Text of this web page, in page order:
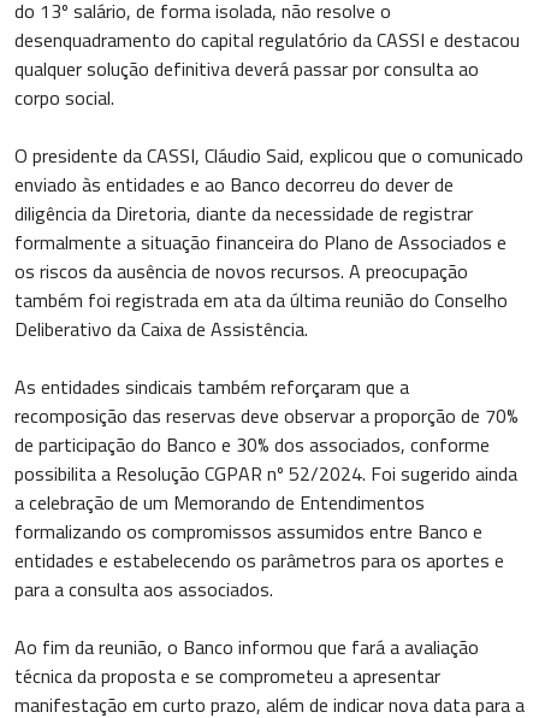
do 13º salário, de forma isolada, não resolve o
desenquadramento do capital regulatório da CASSI e destacou
qualquer solução definitiva deverá passar por consulta ao
corpo social.
O presidente da CASSI, Cláudio Said, explicou que o comunicado
enviado às entidades e ao Banco decorreu do dever de
diligência da Diretoria, diante da necessidade de registrar
formalmente a situação financeira do Plano de Associados e
os riscos da ausência de novos recursos. A preocupação
também foi registrada em ata da última reunião do Conselho
Deliberativo da Caixa de Assistência.
As entidades sindicais também reforçaram que a
recomposição das reservas deve observar a proporção de 70%
de participação do Banco e 30% dos associados, conforme
possibilita a Resolução CGPAR nº 52/2024. Foi sugerido ainda
a celebração de um Memorando de Entendimentos
formalizando os compromissos assumidos entre Banco e
entidades e estabelecendo os parâmetros para os aportes e
para a consulta aos associados.
Ao fim da reunião, o Banco informou que fará a avaliação
técnica da proposta e se comprometeu a apresentar
manifestação em curto prazo, além de indicar nova data para a